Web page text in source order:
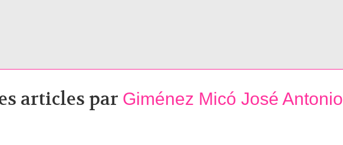
articles par Giménez Micó José Antonio